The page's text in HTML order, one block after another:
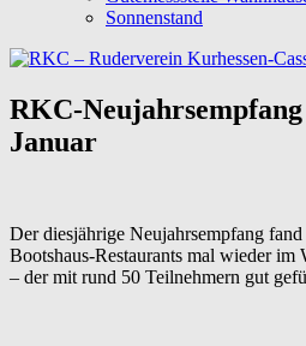
Sonnenstand
RKC-Neujahrsempfang
Januar
Der diesjährige Neujahrsempfang
Bootshaus-Restaurants mal wieder im
– der mit rund 50 Teilnehmern gut